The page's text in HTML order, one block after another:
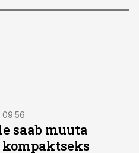
09:56
saab muuta